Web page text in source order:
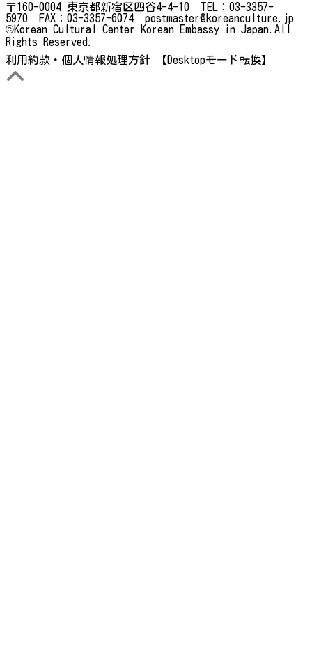
〒160-0004 東京都新宿区四谷4-4-10 TEL：03-3357-
5970 FAX：03-3357-6074 postmaster@koreanculture.jp
©Korean Cultural Center Korean Embassy in Japan.All
Rights Reserved.
利用約款・個人情報処理方針
【Desktopモード転換】